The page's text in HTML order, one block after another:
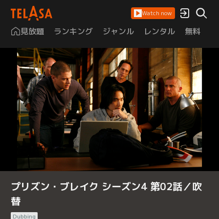
Watch now
見放題 ランキング ジャンル レンタル 無料
プリズン・ブレイク シーズン4 第02話／吹
替
Dubbing